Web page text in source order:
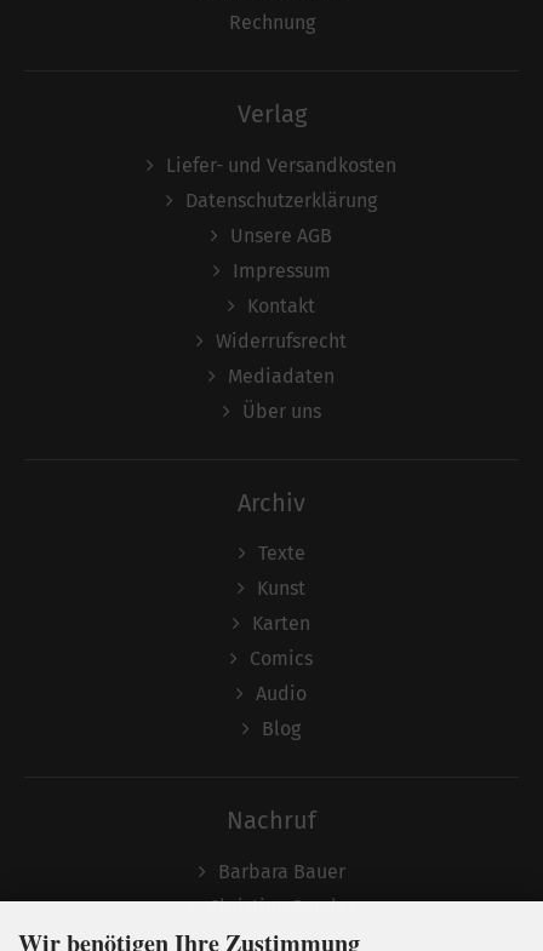
Rechnung
Verlag
Liefer- und Versandkosten
Datenschutzerklärung
Unsere AGB
Impressum
Kontakt
Widerrufsrecht
Mediadaten
Über uns
Archiv
Texte
Kunst
Karten
Comics
Audio
Blog
Nachruf
Barbara Bauer
Christian Semler
Wir benötigen Ihre Zustimmung